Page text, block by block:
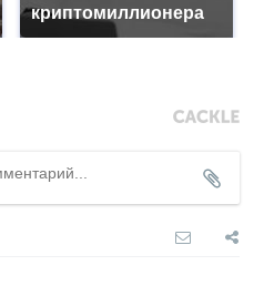
криптомиллионера